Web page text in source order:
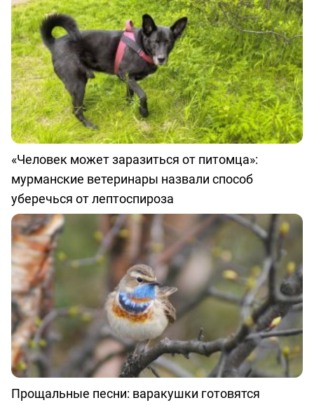
«Человек может заразиться от питомца»:
мурманские ветеринары назвали способ
уберечься от лептоспироза
Прощальные песни: варакушки готовятся